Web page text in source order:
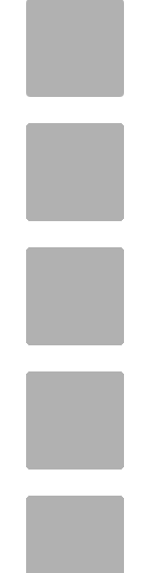
WAHANA
WAHANANEWS
WAHANA